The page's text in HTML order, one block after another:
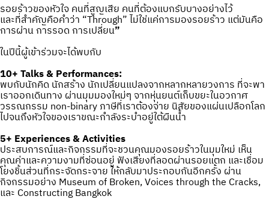
รอยร้าวของหัวใจ คนที่สูญเสีย คนที่ต้องแบกรับบางอย่างไว้
และที่สำคัญคือคำว่า “Through” ไม่ใช่แค่การมองรอยร้าว แต่มันคือ
การผ่าน การรอด การเปลี่ยน”
ในปีนี้ผู้เข้าร่วมจะได้พบกับ
10+ Talks & Performances:
พบกับนักคิด นักสร้าง นักเปลี่ยนแปลงจากหลากหลายวงการ ที่จะพา
เราออกเดินทาง ผ่านมุมมองใหม่ๆ จากหุ่นยนต์เก็บขยะในอวกาศ
วรรณกรรม non-binary ภาษีที่เราต้องจ่าย นิสัยของแผ่นเปลือกโลก
ไปจนถึงหัวใจของเราขณะกำลังระบำอยู่ใต้ผืนน้ำ
5+ Experiences & Activities
ประสบการณ์และกิจกรรมที่จะชวนคุณมองรอยร้าวในมุมใหม่ เห็น
คุณค่าและความงามที่ซ่อนอยู่ ฟังเสียงที่ลอดผ่านรอยแตก และเชื่อม
โยงชิ้นส่วนที่กระจัดกระจาย ให้กลับมาประกอบกันอีกครั้ง ผ่าน
กิจกรรมอย่าง Museum of Broken, Voices through the Cracks,
และ Constructing Bangkok